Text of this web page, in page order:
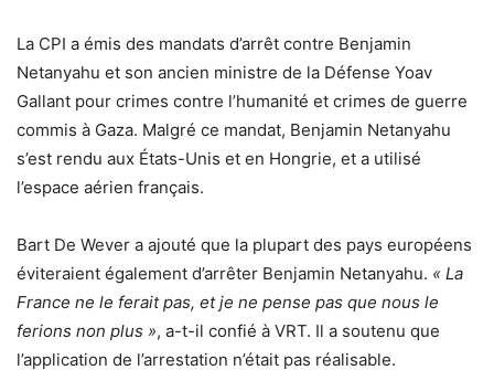
La CPI a émis des mandats d’arrêt contre Benjamin
Netanyahu et son ancien ministre de la Défense Yoav
Gallant pour crimes contre l’humanité et crimes de guerre
commis à Gaza. Malgré ce mandat, Benjamin Netanyahu
s’est rendu aux États-Unis et en Hongrie, et a utilisé
l’espace aérien français.
Bart De Wever a ajouté que la plupart des pays européens
éviteraient également d’arrêter Benjamin Netanyahu. « La
France ne le ferait pas, et je ne pense pas que nous le
ferions non plus », a-t-il confié à VRT. Il a soutenu que
l’application de l’arrestation n’était pas réalisable.